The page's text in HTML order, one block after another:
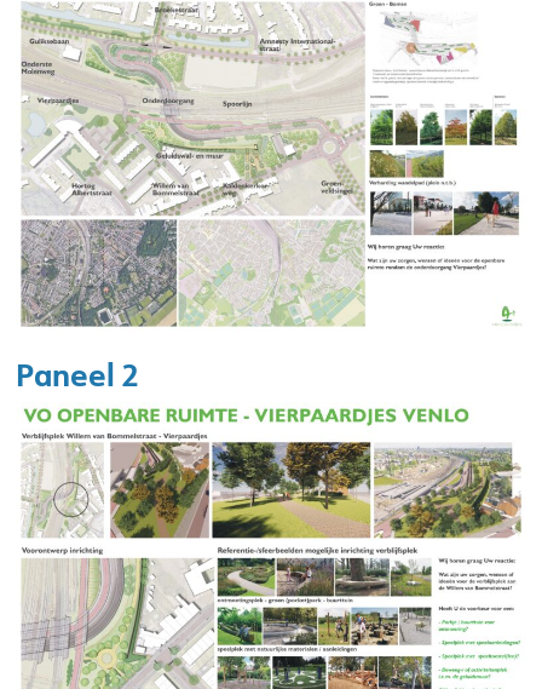
Paneel 2